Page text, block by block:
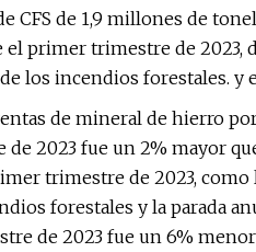
CFS de 1,9 millones de
el primer trimestre de
los incendios forestales. y
de mineral de hierro
2023 fue un 2% mayor
trimestre de 2023,
forestales y la parada
de 2023 fue un 6%